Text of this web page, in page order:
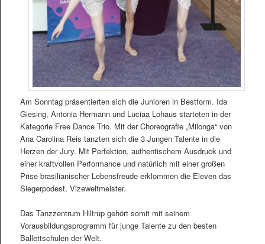
Am Sonntag präsentierten sich die Junioren in Bestform. Ida
Giesing, Antonia Hermann und Luciaa Lohaus starteten in der
Kategorie Free Dance Trio. Mit der Choreografie „Milonga“ von
Ana Carolina Reis tanzten sich die 3 Jungen Talente in die
Herzen der Jury. Mit Perfektion, authentischem Ausdruck und
einer kraftvollen Performance und natürlich mit einer großen
Prise brasilianischer Lebensfreude erklommen die Eleven das
Siegerpodest, Vizeweltmeister.
Das Tanzzentrum Hiltrup gehört somit mit seinem
Vorausbildungsprogramm für junge Talente zu den besten
Ballettschulen der Welt.